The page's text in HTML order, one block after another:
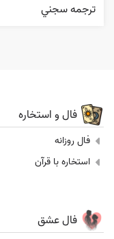
ترجمه سجني
فال و استخاره
فال روزانه
استخاره با قرآن
فال عشق